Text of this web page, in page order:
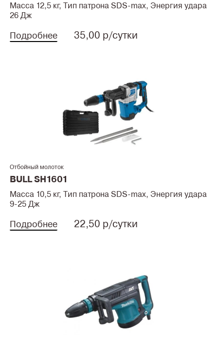
Масса 12,5 кг, Тип патрона SDS-max, Энергия удара
26 Дж
Подробнее 35,00 р/сутки
Отбойный молоток
BULL SH1601
Масса 10,5 кг, Тип патрона SDS-max, Энергия удара
9-25 Дж
Подробнее 22,50 р/сутки